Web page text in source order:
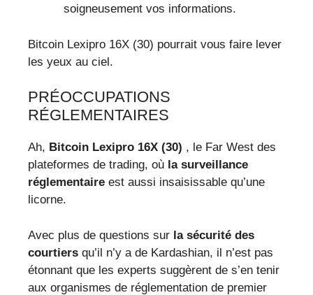
soigneusement vos informations.
Bitcoin Lexipro 16X (30) pourrait vous faire lever
les yeux au ciel.
PRÉOCCUPATIONS
RÉGLEMENTAIRES
Ah, Bitcoin Lexipro 16X (30) , le Far West des
plateformes de trading, où la surveillance
réglementaire est aussi insaisissable qu’une
licorne.
Avec plus de questions sur la sécurité des
courtiers qu’il n’y a de Kardashian, il n’est pas
étonnant que les experts suggèrent de s’en tenir
aux organismes de réglementation de premier